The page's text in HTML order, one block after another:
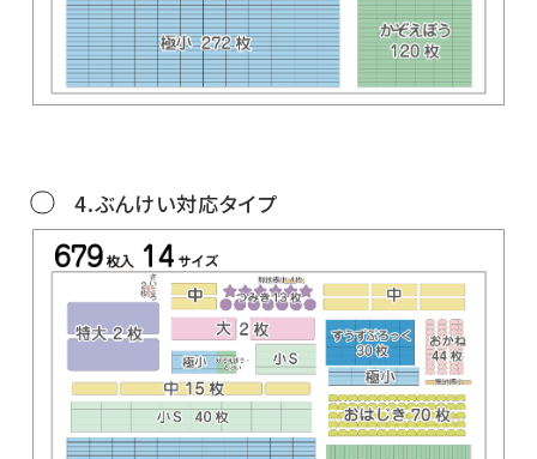
4.ぶんけい対応タイプ